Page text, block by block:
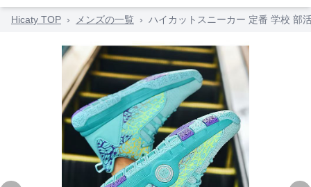
Hicaty TOP › メンズの一覧 › ハイカットスニーカー 定番 学校 部